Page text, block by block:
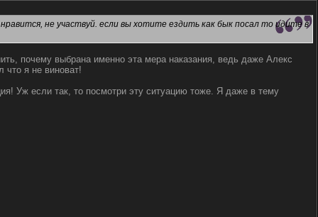
не участвуй. если вы хотите ездить как бык посал то идите в
почему выбрана именно эта мера наказания, ведь даже Алекс
что я не виноват!
Уж если так, то посмотри эту ситуацию тоже. Я даже в тему